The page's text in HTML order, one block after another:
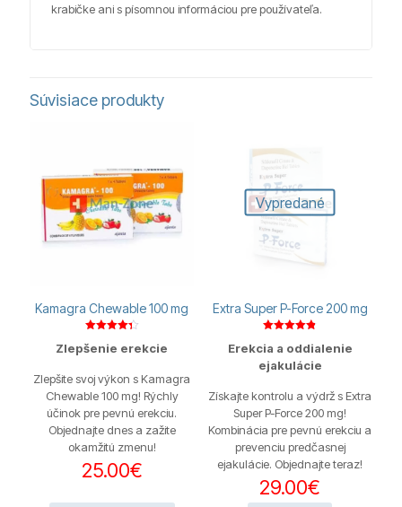
krabičke ani s písomnou informáciou pre používateľa.
Súvisiace produkty
Kamagra Chewable 100 mg
4.33
Zlepšenie erekcie
Zlepšite svoj výkon s Kamagra
Chewable 100 mg! Rýchly
účinok pre pevnú erekciu.
Objednajte dnes a zažite
okamžitú zmenu!
25.00€
Vypredané
Extra Super P-Force 200 mg
4.82
Erekcia a oddialenie
ejakulácie
Získajte kontrolu a výdrž s Extra
Super P-Force 200 mg!
Kombinácia pre pevnú erekciu a
prevenciu predčasnej
ejakulácie. Objednajte teraz!
29.00€